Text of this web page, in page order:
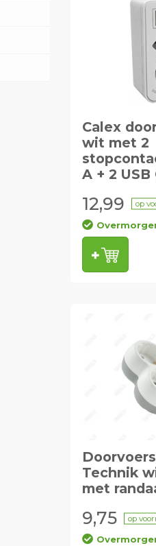
Calex
wit met 2
A + 2
12,99 op
Technik
met
9,75 op